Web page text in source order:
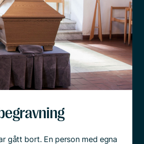
gått bort. En person med egna